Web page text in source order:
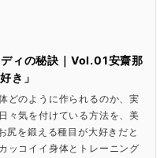
ィの秘訣｜Vol.01安齋那
き」
どのように作られるのか、実
々気を付けている方法を、美
を鍛える種目が大好きだと
ッコイイ身体とトレーニング